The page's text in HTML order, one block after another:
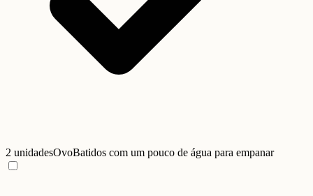
2 unidadesOvoBatidos com um pouco de água para empanar